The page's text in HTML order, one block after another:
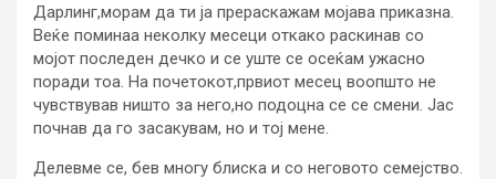
Дарлинг,морам да ти ја прераскажам мојава приказна.
Веќе поминаа неколку месеци откако раскинав со
мојот последен дечко и се уште се осеќам ужасно
поради тоа. На почетокот,првиот месец воопшто не
чувствував ништо за него,но подоцна се се смени. Јас
почнав да го засакувам, но и тој мене.
Делевме се, бев многу блиска и со неговото семејство.